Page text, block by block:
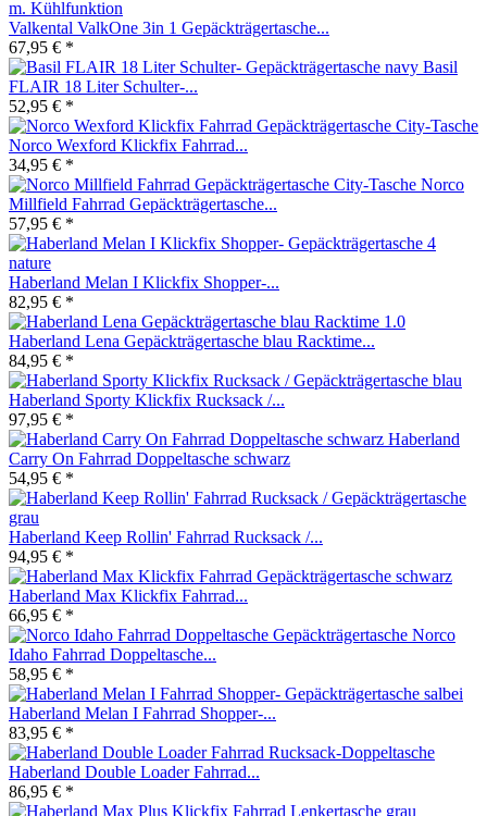
Valkental ValkOne 3in 1 Gepäckträgertasche...
67,95 € *
Basil
FLAIR 18 Liter Schulter-...
52,95 € *
Norco Wexford Klickfix Fahrrad...
34,95 € *
Norco
Millfield Fahrrad Gepäckträgertasche...
57,95 € *
Haberland Melan I Klickfix Shopper-...
82,95 € *
Haberland Lena Gepäckträgertasche blau Racktime...
84,95 € *
Haberland Sporty Klickfix Rucksack /...
97,95 € *
Haberland
Carry On Fahrrad Doppeltasche schwarz
54,95 € *
Haberland Keep Rollin' Fahrrad Rucksack /...
94,95 € *
Haberland Max Klickfix Fahrrad...
66,95 € *
Norco
Idaho Fahrrad Doppeltasche...
58,95 € *
Haberland Melan I Fahrrad Shopper-...
83,95 € *
Haberland Double Loader Fahrrad...
86,95 € *